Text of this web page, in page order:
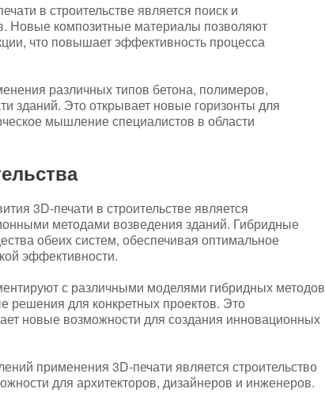
в строительстве является поиск и
Новые композитные материалы позволяют
что повышает эффективность процесса
различных типов бетона, полимеров,
зданий. Это открывает новые горизонты для
мышление специалистов в области
3D-печати в строительстве является
методами возведения зданий. Гибридные
обеих систем, обеспечивая оптимальное
эффективности.
с различными моделями гибридных методов
решения для конкретных проектов. Это
новые возможности для создания инновационных
применения 3D-печати является строительство
для архитекторов, дизайнеров и инженеров.